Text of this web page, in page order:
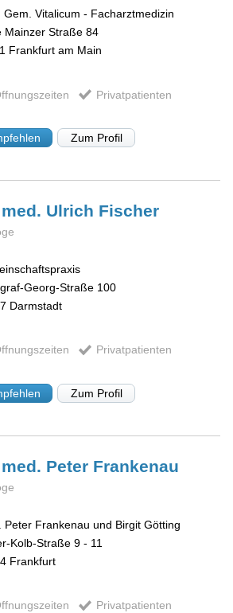
Gem. Vitalicum - Facharztmedizin
Mainzer Straße 84
Frankfurt am Main
Privatpatienten
Zum Profil
med. Ulrich Fischer
Georg-Straße 100
Darmstadt
Privatpatienten
Zum Profil
Peter Frankenau
Peter Frankenau und Birgit Götting
Kolb-Straße 9 - 11
Frankfurt
Privatpatienten